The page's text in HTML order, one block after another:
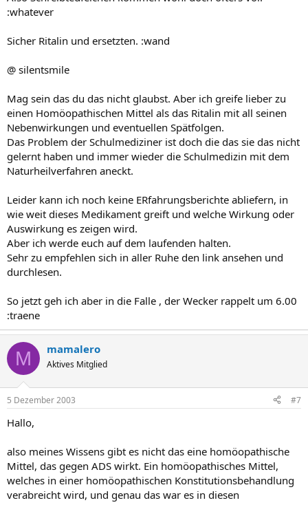
:whatever
Sicher Ritalin und ersetzten. :wand
@ silentsmile
Mag sein das du das nicht glaubst. Aber ich greife lieber zu
einen Homöopathischen Mittel als das Ritalin mit all seinen
Nebenwirkungen und eventuellen Spätfolgen.
Das Problem der Schulmediziner ist doch die das sie das nicht
gelernt haben und immer wieder die Schulmedizin mit dem
Naturheilverfahren aneckt.
Leider kann ich noch keine ERfahrungsberichte abliefern, in
wie weit dieses Medikament greift und welche Wirkung oder
Auswirkung es zeigen wird.
Aber ich werde euch auf dem laufenden halten.
Sehr zu empfehlen sich in aller Ruhe den link ansehen und
durchlesen.
So jetzt geh ich aber in die Falle , der Wecker rappelt um 6.00
:traene
M mamalero
Aktives Mitglied
5 Dezember 2003 #7
Hallo,
also meines Wissens gibt es nicht das eine homöopathische
Mittel, das gegen ADS wirkt. Ein homöopathisches Mittel,
welches in einer homöopathischen Konstitutionsbehandlung
verabreicht wird, und genau das war es in diesen